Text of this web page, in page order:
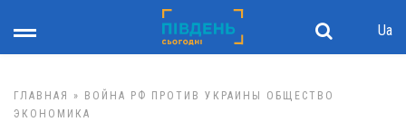
Ua
ГЛАВНАЯ » ВОЙНА РФ ПРОТИВ УКРАИНЫ
ОБЩЕСТВО
ЭКОНОМИКА